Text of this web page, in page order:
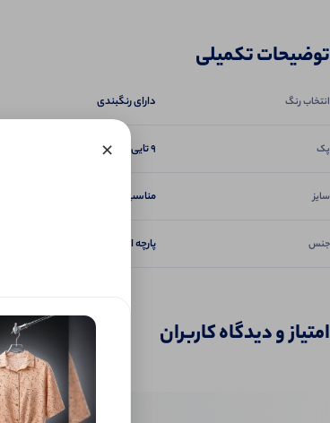
توضیحات تکمیلی
انتخاب رنگ دارای رنگبندی
پک 9 تایی
سایز مناسب سایز 38تا48
جنس پارچه الیزه درجه یک
امتیاز و دیدگاه کاربران
×